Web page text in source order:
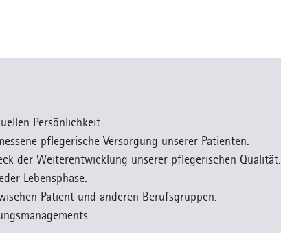
Persönlichkeit.
pflegerische Versorgung unserer Patienten.
der Weiterentwicklung unserer pflegerischen Qualität.
Lebensphase.
Patient und anderen Berufsgruppen.